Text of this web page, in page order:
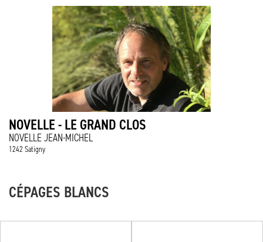
NOVELLE - LE GRAND CLOS
NOVELLE JEAN-MICHEL
1242 Satigny
CÉPAGES BLANCS